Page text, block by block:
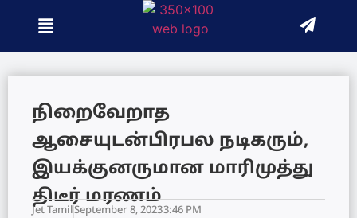
நிறைவேறாத
ஆசையுடன்பிரபல நடிகரும்,
இயக்குனருமான மாரிமுத்து
திடீர் மரணம்
Jet TamilSeptember 8, 20233:46 PM